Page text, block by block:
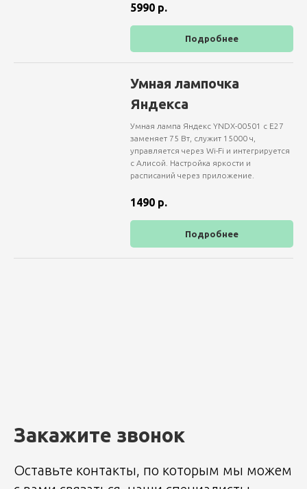
5990 р.
Подробнее
Умная лампочка
Яндекса
Умная лампа Яндекс YNDX-00501 с E27
заменяет 75 Вт, служит 15000 ч,
управляется через Wi-Fi и интегрируется
с Алисой. Настройка яркости и
расписаний через приложение.
1490 р.
Подробнее
Закажите звонок
Оставьте контакты, по которым мы можем